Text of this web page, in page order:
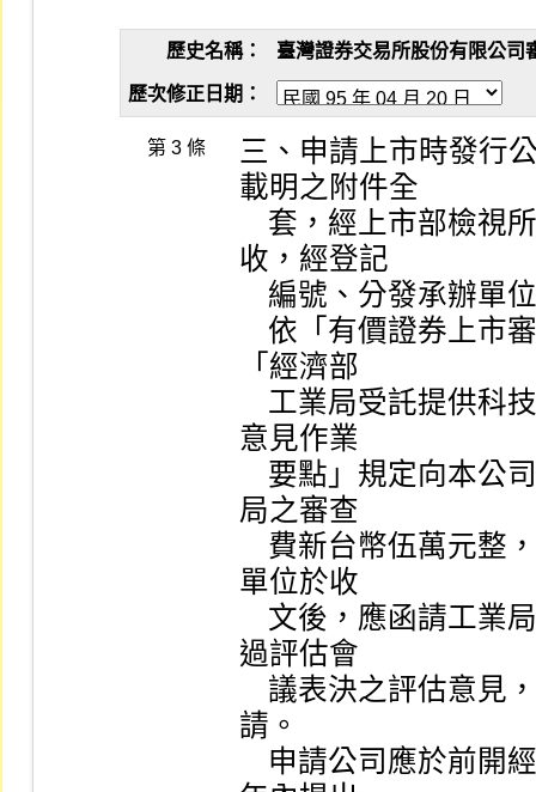
歷史名稱： 臺灣證券交易所股份有限公司
歷次修正日期：
第 3 條
三、申請上市時發行
載明之附件全
收，經登記
「經濟部
意見作業
局之審查
單位於收
過評估會
請。